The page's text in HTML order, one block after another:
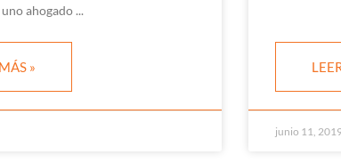
ahogado
»
junio 11,